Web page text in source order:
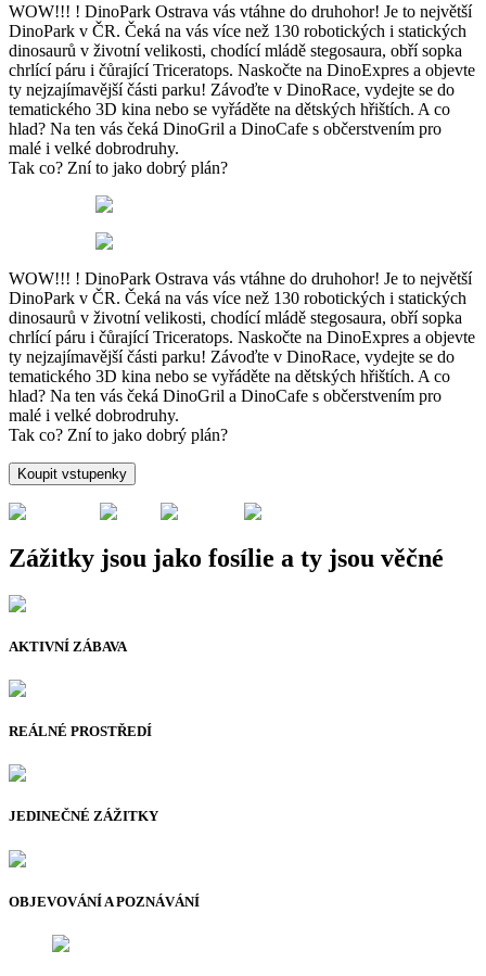
WOW!!! ! DinoPark Ostrava vás vtáhne do druhohor! Je to největší
DinoPark v ČR. Čeká na vás více než 130 robotických i statických
dinosaurů v životní velikosti, chodící mládě stegosaura, obří sopka
chrlící páru i čůrající Triceratops. Naskočte na DinoExpres a objevte
ty nejzajímavější části parku! Závoďte v DinoRace, vydejte se do
tematického 3D kina nebo se vyřáděte na dětských hřištích. A co
hlad? Na ten vás čeká DinoGril a DinoCafe s občerstvením pro
malé i velké dobrodruhy.
Tak co? Zní to jako dobrý plán?
WOW!!! ! DinoPark Ostrava vás vtáhne do druhohor! Je to největší
DinoPark v ČR. Čeká na vás více než 130 robotických i statických
dinosaurů v životní velikosti, chodící mládě stegosaura, obří sopka
chrlící páru i čůrající Triceratops. Naskočte na DinoExpres a objevte
ty nejzajímavější části parku! Závoďte v DinoRace, vydejte se do
tematického 3D kina nebo se vyřáděte na dětských hřištích. A co
hlad? Na ten vás čeká DinoGril a DinoCafe s občerstvením pro
malé i velké dobrodruhy.
Tak co? Zní to jako dobrý plán?
Koupit vstupenky
Zážitky jsou jako fosílie a ty jsou věčné
AKTIVNÍ ZÁBAVA
REÁLNÉ PROSTŘEDÍ
JEDINEČNÉ ZÁŽITKY
OBJEVOVÁNÍ A POZNÁVÁNÍ